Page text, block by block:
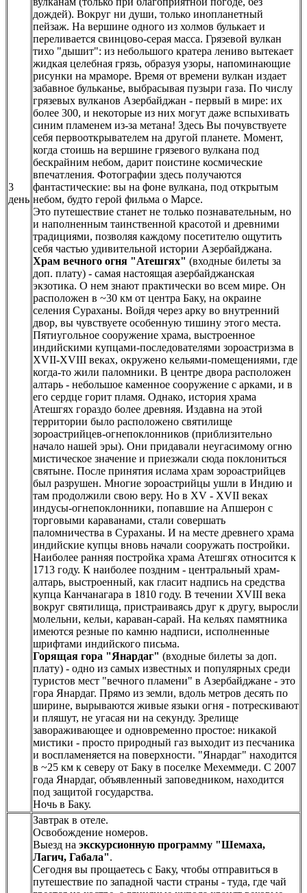
3
день
дождей). Вокруг ни души, только инопланетный
пейзаж. На вершине одного из холмов булькает и
переливается свинцово-серая масса. Грязевой вулкан
тихо "дышит": из небольшого кратера лениво вытекает
жидкая целебная грязь, образуя узоры, напоминающие
рисунки на мраморе. Время от времени вулкан издает
забавное бульканье, выбрасывая пузыри газа. По числу
грязевых вулканов Азербайджан - первый в мире: их
более 300, и некоторые из них могут даже вспыхивать
синим пламенем из-за метана! Здесь Вы почувствуете
себя первооткрывателем на другой планете. Момент,
когда стоишь на вершине грязевого вулкана под
бескрайним небом, дарит поистине космические
впечатления. Фотографии здесь получаются
фантастические: вы на фоне вулкана, под открытым
небом, будто герой фильма о Марсе.
Это путешествие станет не только познавательным, но
и наполненным таинственной красотой и древними
традициями, позволяя каждому посетителю ощутить
себя частью удивительной истории Азербайджана.
Храм вечного огня "Атешгях" (входные билеты за
доп. плату) - самая настоящая азербайджанская
экзотика. О нем знают практически во всем мире. Он
расположен в ~30 км от центра Баку, на окраине
селения Сураханы. Войдя через арку во внутренний
двор, вы чувствуете особенную тишину этого места.
Пятиугольное сооружение храма, выстроенное
индийскими купцами-последователями зороастризма в
XVII-XVIII веках, окружено кельями-помещениями, где
когда-то жили паломники. В центре двора расположен
алтарь - небольшое каменное сооружение с арками, и в
его сердце горит пламя. Однако, история храма
Атешгях гораздо более древняя. Издавна на этой
территории было расположено святилище
зороастрийцев-огнепоклонников (приблизительно
начало нашей эры). Они придавали неугасимому огню
мистическое значение и приезжали сюда поклониться
святыне. После принятия ислама храм зороастрийцев
был разрушен. Многие зороастрийцы ушли в Индию и
там продолжили свою веру. Но в XV - XVII веках
индусы-огнепоклонники, попавшие на Апшерон с
торговыми караванами, стали совершать
паломничества в Сураханы. И на месте древнего храма
индийские купцы вновь начали сооружать постройки.
Наиболее ранняя постройка храма Атешгях относится к
1713 году. К наиболее поздним - центральный храм-
алтарь, выстроенный, как гласит надпись на средства
купца Канчанагара в 1810 году. В течении XVIII века
вокруг святилища, пристраиваясь друг к другу, выросли
молельни, кельи, караван-сарай. На кельях памятника
имеются резные по камню надписи, исполненные
шрифтами индийского письма.
Горящая гора "Янардаг" (входные билеты за доп.
плату) - одно из самых известных и популярных среди
туристов мест "вечного пламени" в Азербайджане - это
гора Янардаг. Прямо из земли, вдоль метров десять по
ширине, вырываются живые языки огня - потрескивают
и пляшут, не угасая ни на секунду. Зрелище
завораживающее и одновременно простое: никакой
мистики - просто природный газ выходит из песчаника
и воспламеняется на поверхности. "Янардаг" находится
в ~25 км к северу от Баку в поселке Мехеммеди. С 2007
года Янардаг, объявленный заповедником, находится
под защитой государства.
Ночь в Баку.
Завтрак в отеле.
Освобождение номеров.
Выезд на экскурсионную программу "Шемаха,
Лагич, Габала".
Сегодня вы прощаетесь с Баку, чтобы отправиться в
путешествие по западной части страны - туда, где чай